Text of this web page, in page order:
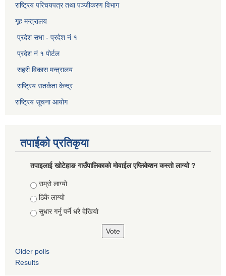
राष्ट्रिय परिचयपत्र तथा पञ्जीकरण विभाग​
गृह मन्त्रालय
प्रदेश सभा - प्रदेश नं १
प्रदेश नं १ पोर्टल
सहरी विकास मन्त्रालय
राष्ट्रिय सतर्कता केन्द्र
राष्ट्रिय सूचना आयोग
तपाईको प्रतिकृया
तपाइलाई खोटेहाङ गाउँपालिकाको माेवाईल एप्लिकेशन कस्तो लाग्यो ?
Choices
राम्रो लाग्यो
ठिकै लाग्यो
सुधार गर्नु पर्ने धरै देखियाे
Older polls
Results